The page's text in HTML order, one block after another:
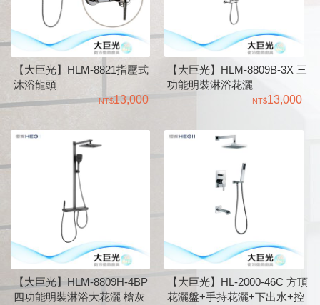
【大巨光】HLM-8821指壓式
沐浴龍頭
13,000
【大巨光】HLM-8809B-3X 三
功能明裝淋浴花灑
13,000
【大巨光】HLM-8809H-4BP
四功能明裝淋浴大花灑 槍灰
【大巨光】HL-2000-46C 方頂
花灑盤+手持花灑+下出水+控